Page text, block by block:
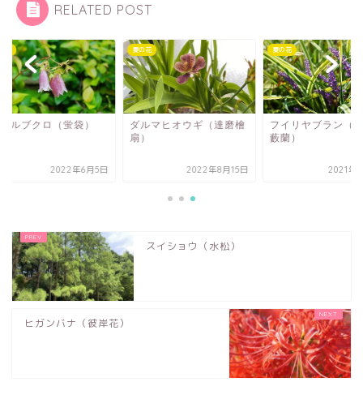
RELATED POST
ルブクロ（蛍袋）
2022年6月5日
夏の花
ダルマヒオウギ（達磨檜
扇）
2022年8月15日
夏の花
フイリヤブラン（斑
藪蘭）
2021年10
スイショウ（水松）
ヒガンバナ（彼岸花）